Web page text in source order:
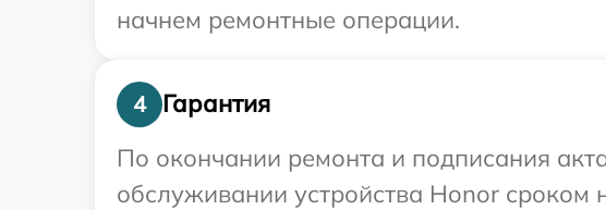
начнем ремонтные операции.
4
Гарантия
По окончании ремонта и подписания
обслуживании устройства Honor сроком